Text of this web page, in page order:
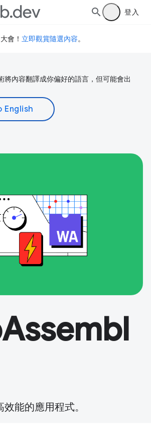
登入
會！ 立即觀賞隨選內容。
將內容翻譯成你偏好的語言，但可能會出
能的應用程式。